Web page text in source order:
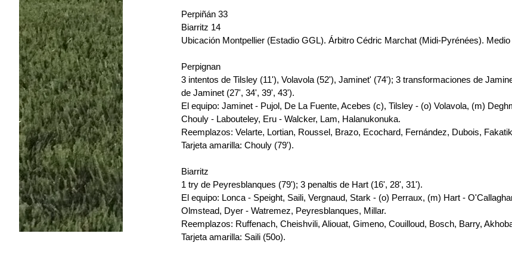
Perpiñán 33
Biarritz 14
Ubicación Montpellier (Estadio GGL). Árbitro Cédric Marchat (Midi-Pyrénées). Medio
Perpignan
3 intentos de Tilsley (11'), Volavola (52'), Jaminet' (74'); 3 transformaciones de
de Jaminet (27', 34', 39', 43').
El equipo: Jaminet - Pujol, De La Fuente, Acebes (c), Tilsley - (o) Volavola, (m)
Chouly - Labouteley, Eru - Walcker, Lam, Halanukonuka.
Reemplazos: Velarte, Lortian, Roussel, Brazo, Ecochard, Fernández, Dubois,
Tarjeta amarilla: Chouly (79').
Biarritz
1 try de Peyresblanques (79'); 3 penaltis de Hart (16', 28', 31').
El equipo: Lonca - Speight, Saili, Vergnaud, Stark - (o) Perraux, (m) Hart -
Olmstead, Dyer - Watremez, Peyresblanques, Millar.
Reemplazos: Ruffenach, Cheishvili, Aliouat, Gimeno, Couilloud, Bosch, Barry,
Tarjeta amarilla: Saili (50o).